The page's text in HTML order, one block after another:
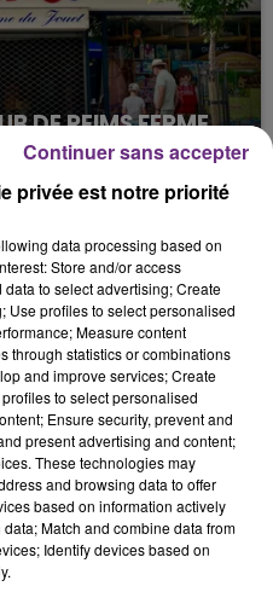
DE REIMS FERME
du centre-ville
est contraint de
5h13
5h13
privée est notre priorité
data processing based on
Store and/or access
to select advertising; Create
Use profiles to select personalised
Measure content
through statistics or combinations
and improve services; Create
to select personalised
Ensure security, prevent and
present advertising and content;
These technologies may
and browsing data to offer
based on information actively
Match and combine data from
Identify devices based on
Continuer sans accepter